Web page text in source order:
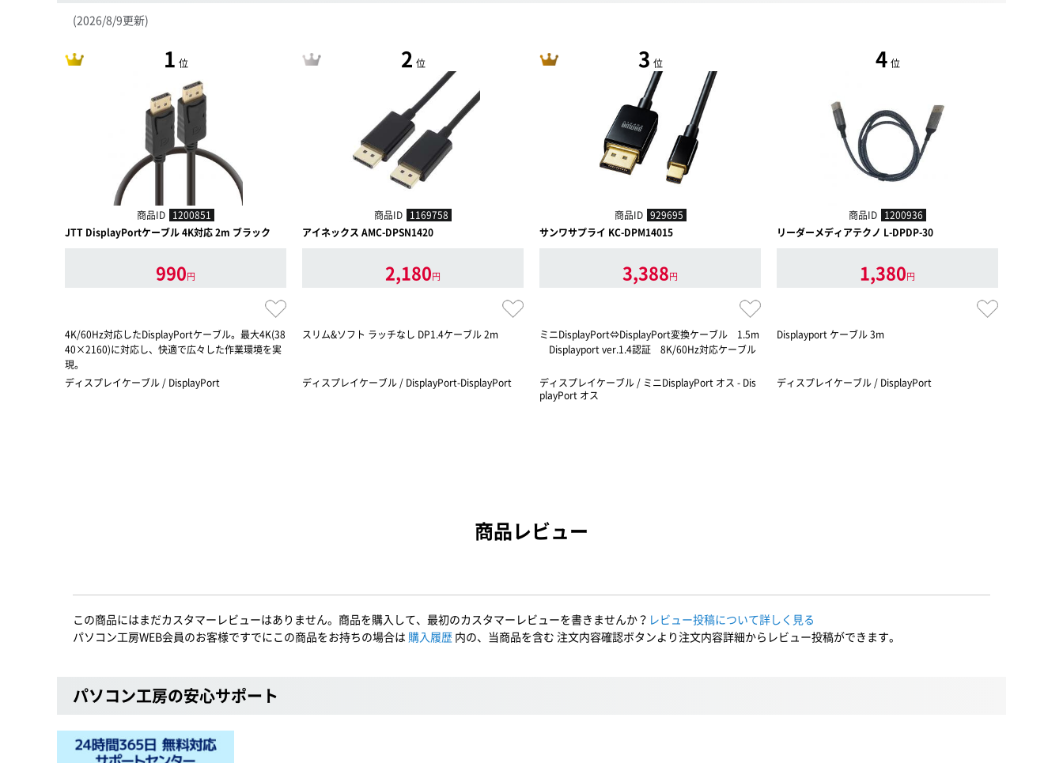
(2026/8/9更新)
1 位
商品ID 1200851
JTT DisplayPortケーブル 4K対応 2m ブラック
990円
4K/60Hz対応したDisplayPortケーブル。最大4K(38
40×2160)に対応し、快適で広々した作業環境を実
現。
ディスプレイケーブル / DisplayPort
2 位
商品ID 1169758
アイネックス AMC-DPSN1420
2,180円
スリム&ソフト ラッチなし DP1.4ケーブル 2m
ディスプレイケーブル / DisplayPort-DisplayPort
3 位
商品ID 929695
サンワサプライ KC-DPM14015
3,388円
ミニDisplayPort⇔DisplayPort変換ケーブル 1.5m
Displayport ver.1.4認証 8K/60Hz対応ケーブル
ディスプレイケーブル / ミニDisplayPort オス - Dis
playPort オス
4 位
商品ID 1200936
リーダーメディアテクノ L-DPDP-30
1,380円
Displayport ケーブル 3m
ディスプレイケーブル / DisplayPort
商品レビュー
この商品にはまだカスタマーレビューはありません。商品を購入して、最初のカスタマーレビューを書きませんか？ レビュー投稿について詳しく見る
パソコン工房WEB会員のお客様ですでにこの商品をお持ちの場合は 購入履歴 内の、当商品を含む 注文内容確認ボタンより注文内容詳細からレビュー投稿ができます。
パソコン工房の安心サポート